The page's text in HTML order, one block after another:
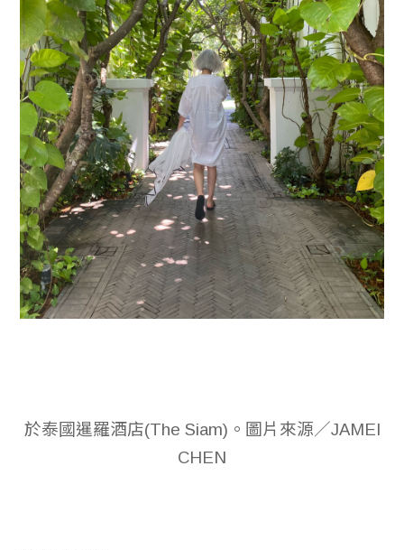
於泰國暹羅酒店(The Siam)。圖片來源／JAMEI
CHEN